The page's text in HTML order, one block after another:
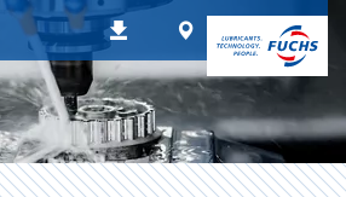
DescargasWorldwide